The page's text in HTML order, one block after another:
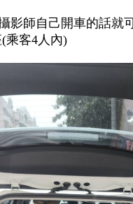
影師自己開車的話就
乘客4人內)